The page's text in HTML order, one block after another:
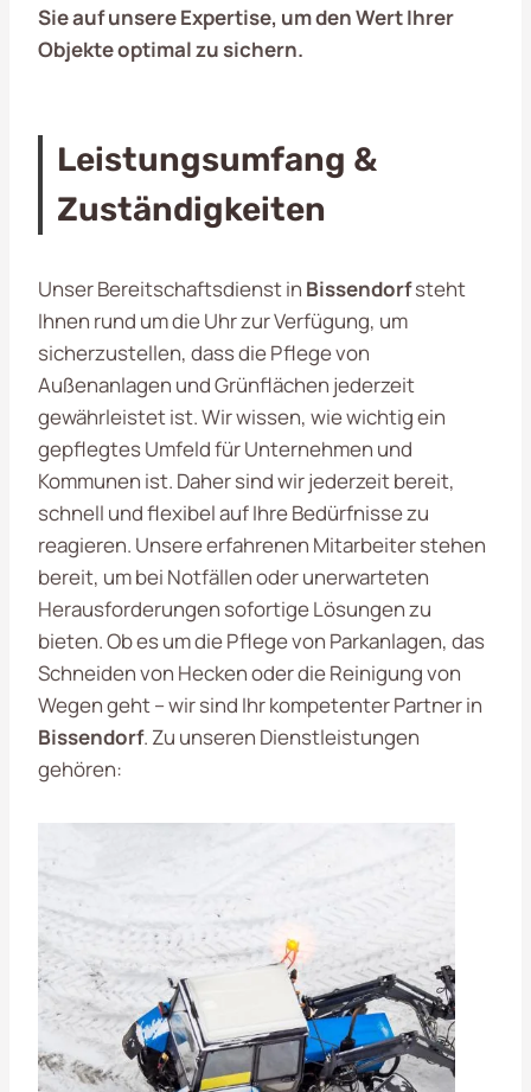
Sie auf unsere Expertise, um den Wert Ihrer
Objekte optimal zu sichern.
Leistungsumfang &
Zuständigkeiten
Unser Bereitschaftsdienst in Bissendorfsteht
Ihnen rund um die Uhr zur Verfügung, um
sicherzustellen, dass die Pflege von
Außenanlagen und Grünflächen jederzeit
gewährleistet ist. Wir wissen, wie wichtig ein
gepflegtes Umfeld für Unternehmen und
Kommunen ist. Daher sind wir jederzeit bereit,
schnell und flexibel auf Ihre Bedürfnisse zu
reagieren. Unsere erfahrenen Mitarbeiter stehen
bereit, um bei Notfällen oder unerwarteten
Herausforderungen sofortige Lösungen zu
bieten. Ob es um die Pflege von Parkanlagen, das
Schneiden von Hecken oder die Reinigung von
Wegen geht – wir sind Ihr kompetenter Partner in
Bissendorf. Zu unseren Dienstleistungen
gehören: